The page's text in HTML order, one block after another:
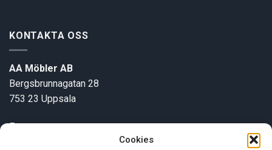
Cookies
KONTAKTA OSS
AA Möbler AB
Bergsbrunnagatan 28
753 23 Uppsala
E-post: